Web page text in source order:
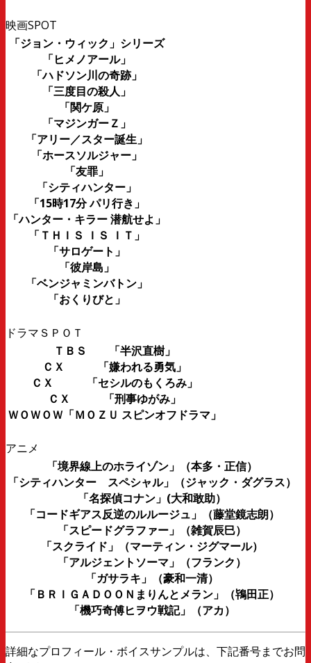
映画SPOT
「ジョン・ウィック」シリーズ
「ヒメノアール」
「ハドソン川の奇跡」
「三度目の殺人」
「関ケ原」
「マジンガーＺ」
「アリー／スター誕生」
「ホースソルジャー」
「友罪」
「シティハンター」
「15時17分 パリ行き」
「ハンター・キラー 潜航せよ」
「ＴＨＩＳ ＩＳ ＩＴ」
「サロゲート」
「彼岸島」
「ベンジャミンバトン」
「おくりびと」
ドラマＳＰＯＴ
ＴＢＳ 「半沢直樹」
ＣＸ 「嫌われる勇気」
ＣＸ 「セシルのもくろみ」
ＣＸ 「刑事ゆがみ」
ＷＯＷＯＷ「ＭＯＺＵ スピンオフドラマ」
アニメ
「境界線上のホライゾン」（本多・正信）
「シティハンター スペシャル」（ジャック・ダグラス）
「名探偵コナン」(大和敢助）
「コードギアス反逆のルルージュ」（藤堂鏡志朗）
「スピードグラファー」（雑賀辰巳）
「スクライド」（マーティン・ジグマール）
「アルジェントソーマ」（フランク）
「ガサラキ」（豪和一清）
「ＢＲＩＧＡＤＯＯＮまりんとメラン」（鴇田正）
「機巧奇傅ヒヲウ戦記」（アカ）
詳細なプロフィール・ボイスサンプルは、下記番号までお問